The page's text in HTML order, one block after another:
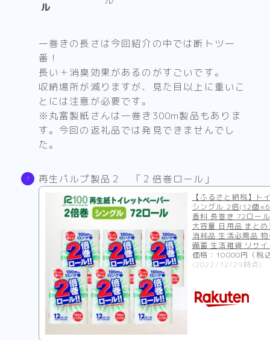
ル
一巻きの長さは今回紹介の中では断トツ一
番！
長い＋消臭効果があるのがすごいです。
収納場所が減りますが、見た目以上に重いこ
とには注意が必要です。
※丸富製紙さんは一巻き300m製品もありま
す。今回の返礼品では発見できませんでし
た。
再生パルプ製品２ 「２倍巻ロール」
【ふるさと納税】ト
シングル 2倍(12個
香料 長巻き 72ロー
大容量 日用品 まと
消耗品 生活必需品
備蓄 生活雑貨 リサ
価格：10000円（税
(2022/12/29時点)